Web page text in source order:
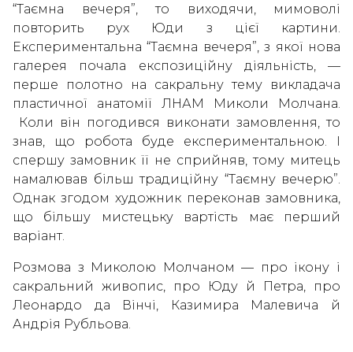
“Таємна вечеря”, то виходячи, мимоволі
повторить рух Юди з цієї картини.
Експериментальна “Таємна вечеря”, з якої нова
галерея почала експозиційну діяльність, —
перше полотно на сакральну тему викладача
пластичної анатомії ЛНАМ Миколи Молчана.
Коли він погодився виконати замовлення, то
знав, що робота буде експериментальною. І
спершу замовник її не сприйняв, тому митець
намалював більш традиційну “Таємну вечерю”.
Однак згодом художник переконав замовника,
що більшу мистецьку вартість має перший
варіант.
Розмова з Миколою Молчаном — про ікону і
сакральний живопис, про Юду й Петра, про
Леонардо да Вінчі, Казимира Малевича й
Андрія Рубльова.